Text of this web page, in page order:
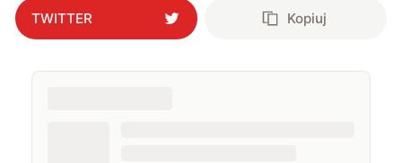
TWITTER Kopiuj